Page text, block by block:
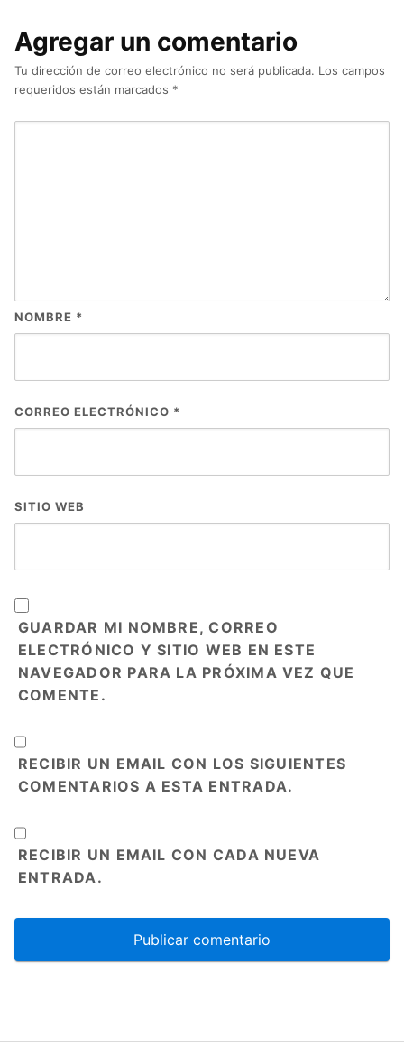
Agregar un comentario
Tu dirección de correo electrónico no será publicada. Los campos
requeridos están marcados *
NOMBRE *
CORREO ELECTRÓNICO *
SITIO WEB
GUARDAR MI NOMBRE, CORREO
ELECTRÓNICO Y SITIO WEB EN ESTE
NAVEGADOR PARA LA PRÓXIMA VEZ QUE
COMENTE.
RECIBIR UN EMAIL CON LOS SIGUIENTES
COMENTARIOS A ESTA ENTRADA.
RECIBIR UN EMAIL CON CADA NUEVA
ENTRADA.